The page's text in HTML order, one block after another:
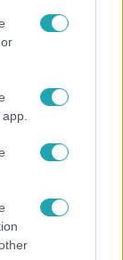
Lacihoz